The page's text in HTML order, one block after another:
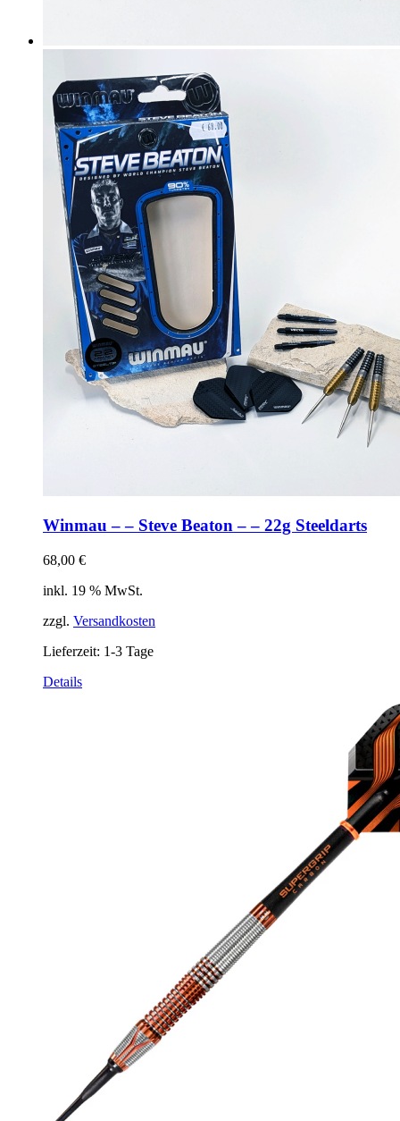
Winmau – – Steve Beaton – – 22g Steeldarts
68,00 €
inkl. 19 % MwSt.
zzgl. Versandkosten
Lieferzeit: 1-3 Tage
Details